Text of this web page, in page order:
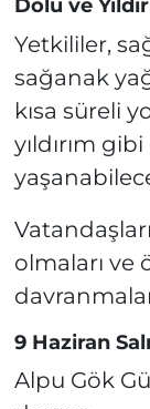
Dolu ve
Yetkililer,
sağanak
kısa süreli
yıldırım
olmaları ve
9 Haziran
Alpu Gök